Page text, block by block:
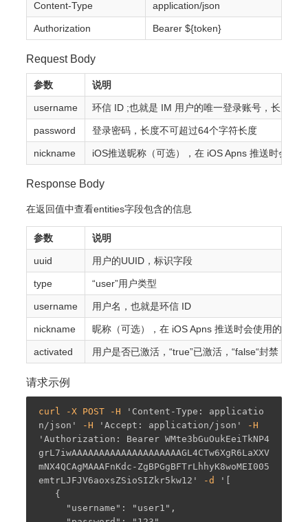
Content-Type application/json
Authorization Bearer ${token}
Request Body
参数 说明
username 环信 ID ;也就是 IM 用户的唯一登录账号，长度不
password 登录密码，长度不可超过64个字符长度
nickname iOS推送昵称（可选），在 iOS Apns 推送时会使
Response Body
在返回值中查看entities字段包含的信息
参数 说明
uuid 用户的UUID，标识字段
type “user”用户类型
username 用户名，也就是环信 ID
nickname 昵称（可选），在 iOS Apns 推送时会使用的昵
activated 用户是否已激活，“true”已激活，“false“封禁，封
请求示例
curl -X POST -H
'Content-Type: applicatio
n/json'
-H 'Accept: application/json'
'Authorization: Bearer WMte3bGuOukEeiTkNP4
grL7iwAAAAAAAAAAAAAAAAAAAAGL4CTw6XgR6LaXXV
mNX4QCAgMAAAFnKdc-ZgBPGgBFTrLhhyK8woMEI005
emtrLJFJV6aoxsZSioSIZkr5kw12'
-d
'[